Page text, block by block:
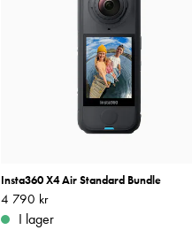
Insta360 X4 Air Standard Bundle
Pris:4 790 kr
4 790 kr
I lager